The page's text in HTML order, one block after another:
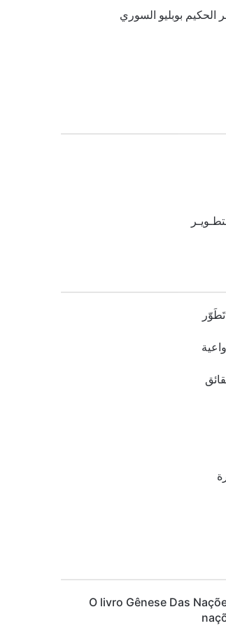
بوبليو السوري
O livro Gênese Das